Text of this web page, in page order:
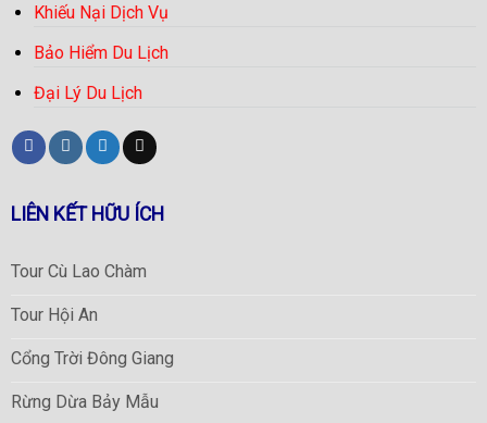
Khiếu Nại Dịch Vụ
Bảo Hiểm Du Lịch
Đại Lý Du Lịch
LIÊN KẾT HỮU ÍCH
Tour Cù Lao Chàm
Tour Hội An
Cổng Trời Đông Giang
Rừng Dừa Bảy Mẫu